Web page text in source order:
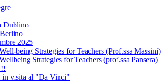
Dublino
2025
being Strategies for Teachers (Prof.ssa Massini)
Strategies for Teachers (prof.ssa Pansera)
in visita al "Da Vinci"